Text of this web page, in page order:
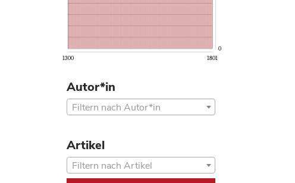
1300 1801
0
Autor*in
Filtern nach Autor*in
Artikel
Filtern nach Artikel